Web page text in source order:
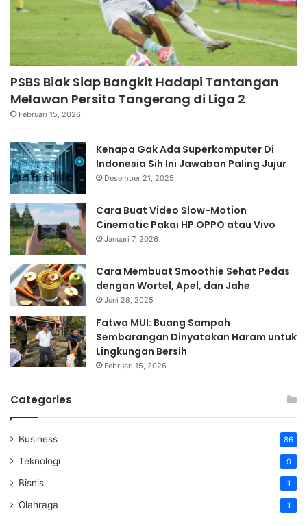
PSBS Biak Siap Bangkit Hadapi Tantangan
Melawan Persita Tangerang di Liga 2
Februari 15, 2026
Kenapa Gak Ada Superkomputer Di
Indonesia Sih Ini Jawaban Paling Jujur
Desember 21, 2025
Cara Buat Video Slow-Motion
Cinematic Pakai HP OPPO atau Vivo
Januari 7, 2026
Cara Membuat Smoothie Sehat Pedas
dengan Wortel, Apel, dan Jahe
Juni 28, 2025
Fatwa MUI: Buang Sampah
Sembarangan Dinyatakan Haram untuk
Lingkungan Bersih
Februari 15, 2026
Categories
Business 86
Teknologi 9
Bisnis 1
Olahraga 1